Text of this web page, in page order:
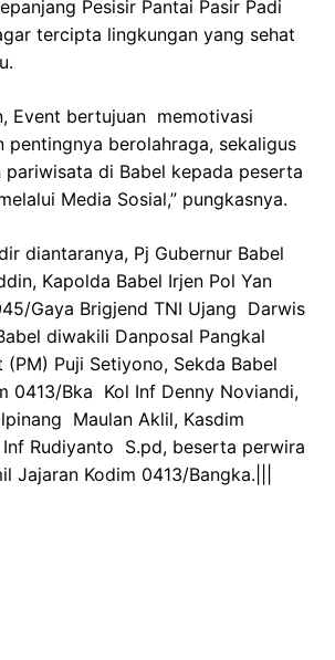
Pesisir Pantai Pasir Padi
tercipta lingkungan yang sehat
Event bertujuan memotivasi
pentingnya berolahraga, sekaligus
pariwisata di Babel kepada peserta
Media Sosial,” pungkasnya.
diantaranya, Pj Gubernur Babel
Kapolda Babel Irjen Pol Yan
Gaya Brigjend TNI Ujang Darwis
diwakili Danposal Pangkal
(PM) Puji Setiyono, Sekda Babel
0413/Bka Kol Inf Denny Noviandi,
Maulan Aklil, Kasdim
Rudiyanto S.pd, beserta perwira
Jajaran Kodim 0413/Bangka.|||